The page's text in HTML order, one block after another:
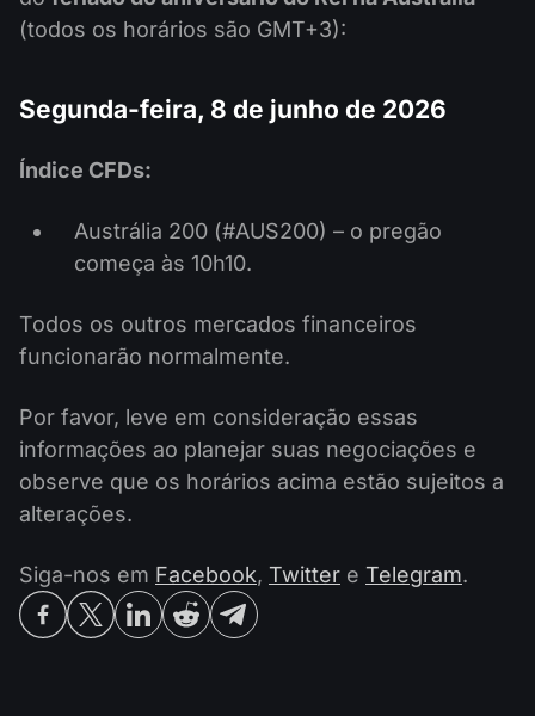
(todos os horários são GMT+3):
Segunda-feira, 8 de junho de 2026
Índice CFDs:
Austrália 200 (#AUS200) – o pregão
começa às 10h10.
Todos os outros mercados financeiros
funcionarão normalmente.
Por favor, leve em consideração essas
informações ao planejar suas negociações e
observe que os horários acima estão sujeitos a
alterações.
Siga-nos em Facebook, Twitter e Telegram.